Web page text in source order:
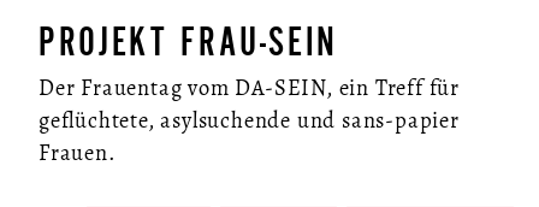
PROJEKT FRAU-SEIN
Der Frauentag vom DA-SEIN, ein Treff für
geflüchtete, asylsuchende und sans-papier
Frauen.